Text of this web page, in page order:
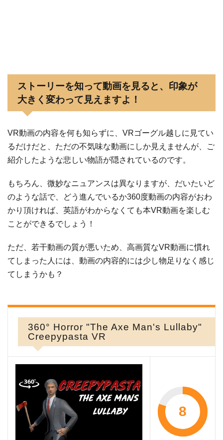
ストーリーを知って動画を見ると、印象が
大きく変わって見えますよ！
VR動画の内容を何も知らずに、VRゴーグル越しに見てい
るだけだと、ただの不気味な動画にしか見えませんが、ご
紹介したような悲しい物語が隠されているのです。
もちろん、微妙なニュアンスは異なりますが、だいたいど
のような話で、どう進んでいるか360度動画の内容がおわ
かり頂ければ、英語がわからなくても本VR動画を楽しむ
ことができるでしょう！
ただ、若干動画の質が悪いため、高画質なVR動画に慣れ
てしまった人には、動画の内容的には少し物足りなく感じ
てしまうかも？
360° Horror "The Axe Man's Lullaby"
Creepypasta VR
8